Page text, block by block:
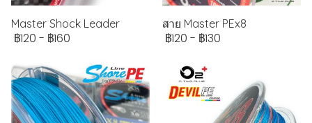
Master Shock Leader
฿120 - ฿160
สาย Master PEx8
฿120 - ฿130